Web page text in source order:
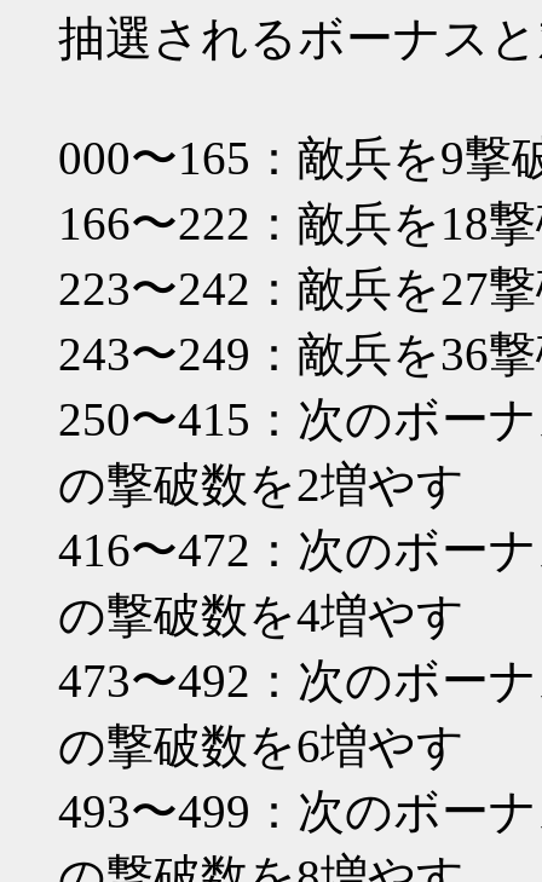
抽選されるボーナス
000〜165：敵兵を9撃
166〜222：敵兵を18
223〜242：敵兵を27
243〜249：敵兵を36
250〜415：次のボー
の撃破数を2増やす
416〜472：次のボー
の撃破数を4増やす
473〜492：次のボー
の撃破数を6増やす
493〜499：次のボー